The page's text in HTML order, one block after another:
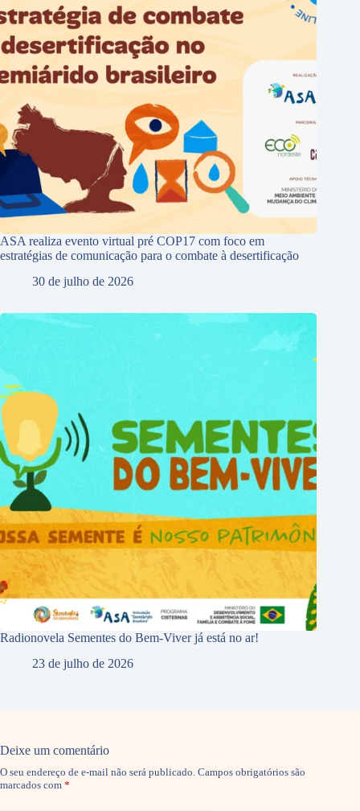
ASA realiza evento virtual pré COP17 com foco em
estratégias de comunicação para o combate à desertificação
30 de julho de 2026
Radionovela Sementes do Bem-Viver já está no ar!
23 de julho de 2026
Deixe um comentário
O seu endereço de e-mail não será publicado. Campos obrigatórios são
marcados com *